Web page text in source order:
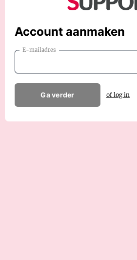
Account aanmaken
E-mailadres
Ga verder of log in